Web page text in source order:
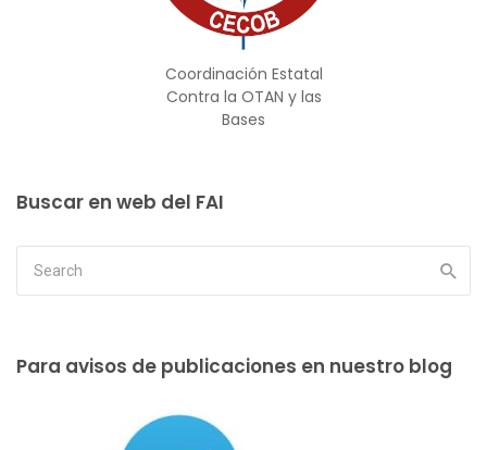
Coordinación Estatal
Contra la OTAN y las
Bases
Buscar en web del FAI
Para avisos de publicaciones en nuestro blog